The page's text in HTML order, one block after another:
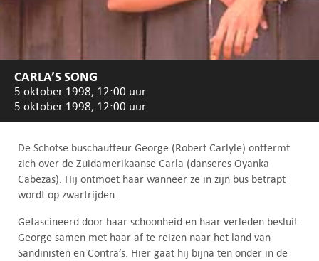
CARLA’S SONG
5 oktober 1998, 12:00 uur
5 oktober 1998, 12:00 uur
De Schotse buschauffeur George (Robert Carlyle) ontfermt
zich over de Zuidamerikaanse Carla (danseres Oyanka
Cabezas). Hij ontmoet haar wanneer ze in zijn bus betrapt
wordt op zwartrijden.
Gefascineerd door haar schoonheid en haar verleden besluit
George samen met haar af te reizen naar het land van
Sandinisten en Contra’s. Hier gaat hij bijna ten onder in de